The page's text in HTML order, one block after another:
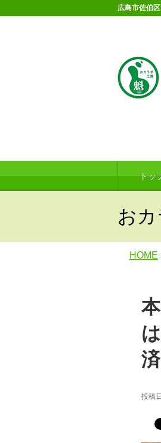
広島市佐伯
トッ
お
HOME
済
投稿